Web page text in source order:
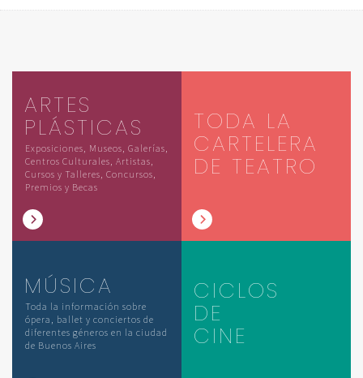
ARTES
PLÁSTICAS
Exposiciones, Museos, Galerías,
Centros Culturales, Artistas,
Cursos y Talleres, Concursos,
Premios y Becas
TODA LA
CARTELERA
DE TEATRO
MÚSICA
Toda la información sobre
ópera, ballet y conciertos de
diferentes géneros en la ciudad
de Buenos Aires
CICLOS
DE
CINE